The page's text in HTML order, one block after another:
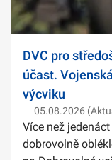
DVC pro
účast.
výcviku
05.08.2026
Více než
dobrovolně